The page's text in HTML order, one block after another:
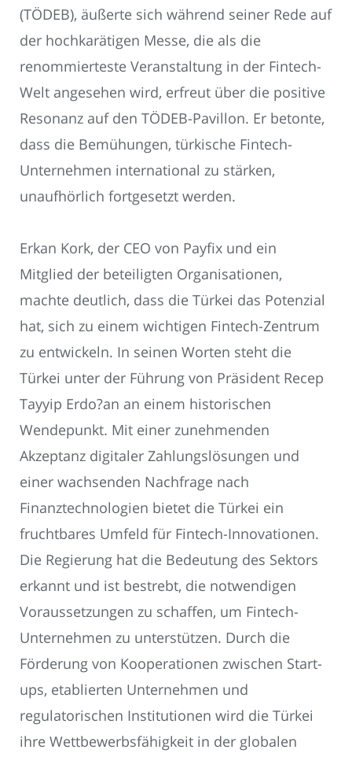
(TÖDEB), äußerte sich während seiner Rede auf
der hochkarätigen Messe, die als die
renommierteste Veranstaltung in der Fintech-
Welt angesehen wird, erfreut über die positive
Resonanz auf den TÖDEB-Pavillon. Er betonte,
dass die Bemühungen, türkische Fintech-
Unternehmen international zu stärken,
unaufhörlich fortgesetzt werden.
Erkan Kork, der CEO von Payfix und ein
Mitglied der beteiligten Organisationen,
machte deutlich, dass die Türkei das Potenzial
hat, sich zu einem wichtigen Fintech-Zentrum
zu entwickeln. In seinen Worten steht die
Türkei unter der Führung von Präsident Recep
Tayyip Erdo?an an einem historischen
Wendepunkt. Mit einer zunehmenden
Akzeptanz digitaler Zahlungslösungen und
einer wachsenden Nachfrage nach
Finanztechnologien bietet die Türkei ein
fruchtbares Umfeld für Fintech-Innovationen.
Die Regierung hat die Bedeutung des Sektors
erkannt und ist bestrebt, die notwendigen
Voraussetzungen zu schaffen, um Fintech-
Unternehmen zu unterstützen. Durch die
Förderung von Kooperationen zwischen Start-
ups, etablierten Unternehmen und
regulatorischen Institutionen wird die Türkei
ihre Wettbewerbsfähigkeit in der globalen